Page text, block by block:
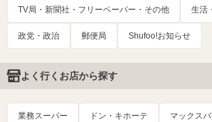
TV局・新聞社・フリーペーパー・その他 生活
政党・政治 郵便局 Shufoo!お知らせ
よく行くお店から探す
業務スーパー ドン・キホーテ マックスバ